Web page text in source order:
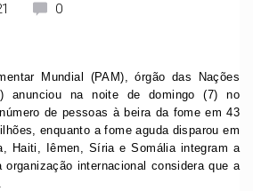
0
Mundial (PAM), órgão das Nações
anunciou na noite de domingo (7) no
de pessoas à beira da fome em 43
enquanto a fome aguda disparou em
Haiti, Iêmen, Síria e Somália integram a
internacional considera que a